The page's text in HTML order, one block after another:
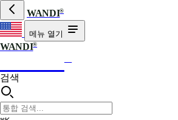
WANDI®
메뉴 열기
WANDI®
WANDI
검색